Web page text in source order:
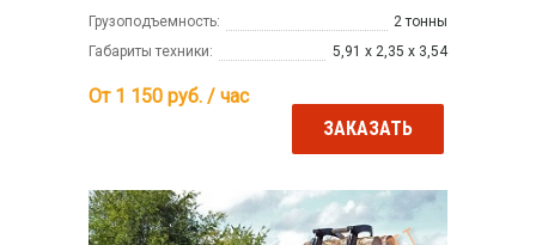
Грузоподъемность:
2 тонны
Габариты техники:
5,91 х 2,35 х 3,54
От 1 150 руб. / час
ЗАКАЗАТЬ